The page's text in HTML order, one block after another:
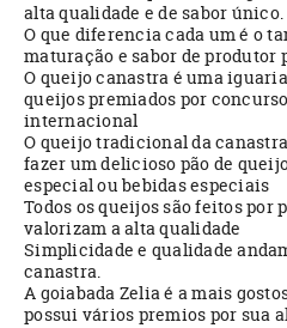
alta qualidade e de sabor único.
O que diferencia cada um é o
maturação e sabor de produtor
O queijo canastra é uma
queijos premiados por
internacional
O queijo tradicional da
fazer um delicioso pão de
especial ou bebidas especiais
Todos os queijos são feitos por
valorizam a alta qualidade
Simplicidade e qualidade
canastra.
A goiabada Zelia é a mais
possui vários premios por sua